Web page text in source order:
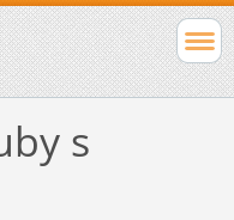
s